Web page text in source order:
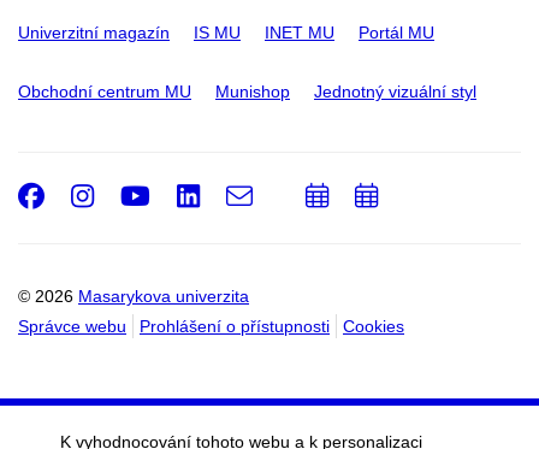
Univerzitní magazín IS MU INET MU Portál MU
Obchodní centrum MU Munishop Jednotný vizuální styl
© 2026 Masarykova univerzita
Správce webu
Prohlášení o přístupnosti Cookies
Facebook
Instagram
Youtube
LinkedIn
e-
Email
PřidatPřidat
K vyhodnocování tohoto webu a k personalizaci